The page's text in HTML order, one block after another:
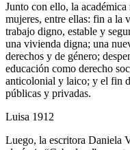
Junto con ello, la académica
mujeres, entre ellas: fin a la
trabajo digno, estable y
una vivienda digna; una
derechos y de género;
educación como derecho
anticolonial y laico; y el fin
públicas y privadas.
Luisa 1912
Luego, la escritora Daniela